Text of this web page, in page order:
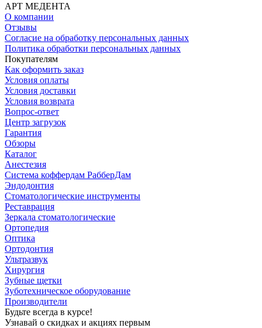
АРТ МЕДЕНТА
О компании
Отзывы
Согласие на обработку персональных данных
Политика обработки персональных данных
Покупателям
Как оформить заказ
Условия оплаты
Условия доставки
Условия возврата
Вопрос-ответ
Центр загрузок
Гарантия
Обзоры
Каталог
Анестезия
Система коффердам РабберДам
Эндодонтия
Стоматологические инструменты
Реставрация
Зеркала стоматологические
Ортопедия
Оптика
Ортодонтия
Ультразвук
Хирургия
Зубные щетки
Зуботехническое оборудование
Производители
Будьте всегда в курсе!
Узнавай о скидках и акциях первым